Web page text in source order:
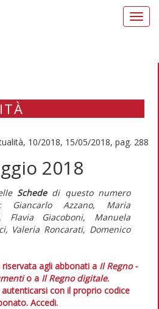
10/2018, 15/05/2018, pag. 288
2018
Schededi questo numero
Giancarlo Azzano, Maria
Flavia Giacoboni, Manuela
Valeria Roncarati, Domenico
agli abbonati a Il Regno -
o a Il Regno digitale.
con il proprio codice
Accedi.